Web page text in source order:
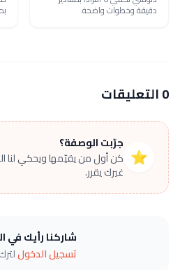
دقيقة وخطوات واضحة.
0 التعليقات
⭐
جرّبت الوصفة؟
كن أول من يقيّمها ويحكي لنا
غيرك يقرر.
شاركنا رأيك في
تسجيل الدخول